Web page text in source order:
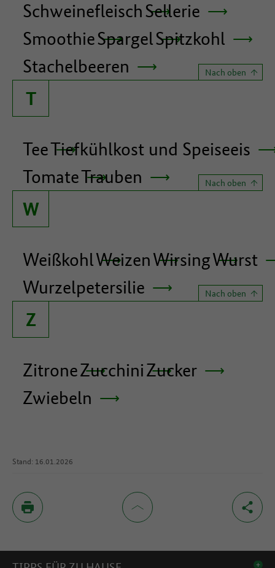
SchweinefleischSellerie
SmoothieSpargelSpitzkohl
Stachelbeeren
Nach oben
T
TeeTiefkühlkost und Speiseeis
TomateTrauben Nach oben
W
WeißkohlWeizenWirsingWurst
Wurzelpetersilie
Nach oben
Z
ZitroneZucchiniZucker
Zwiebeln
Stand: 16.01.2026
Inhaltsverzeichnis